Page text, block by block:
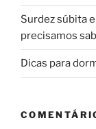
Surdez súbita
precisamos
Dicas para